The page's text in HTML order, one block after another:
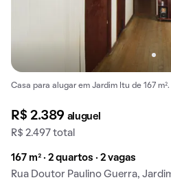
Casa para alugar em Jardim Itu de 167 m².
R$ 2.389 aluguel
R$ 2.497 total
167 m² · 2 quartos · 2 vagas
Rua Doutor Paulino Guerra,